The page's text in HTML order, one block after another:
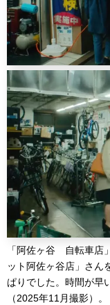
「阿佐ヶ谷 自転車店
ット阿佐ヶ谷店」さん
ぱりでした。時間が早
（2025年11月撮影）。